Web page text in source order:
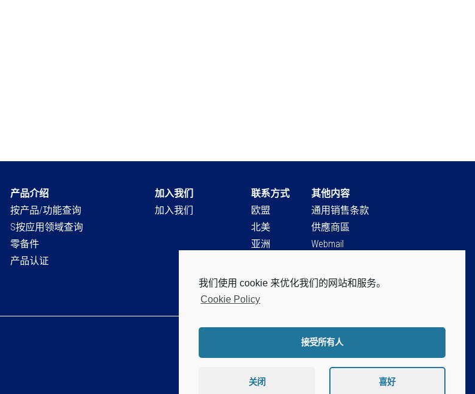
产品介绍
按产品/功能查询
S按应用领域查询
零备件
产品认证
加入我们
加入我们
联系方式
欧盟
北美
亚洲
其他内容
通用销售条款
供應商區
Webmail
Privacy Policy
我们使用 cookie 来优化我们的网站和服务。
Cookie Policy
接受所有人
关闭 喜好